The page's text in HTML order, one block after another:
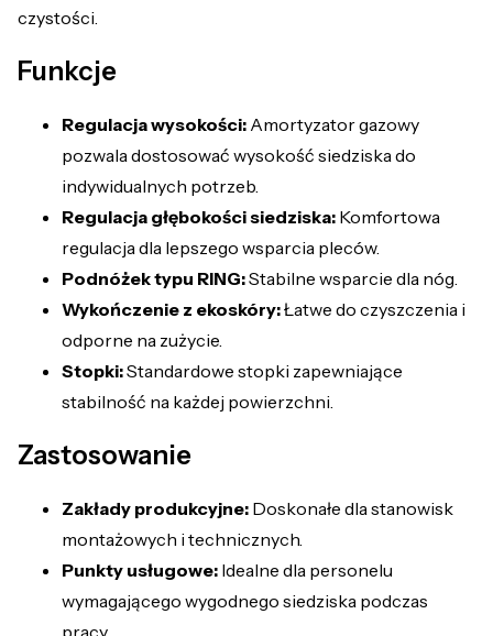
czystości.
Funkcje
Regulacja wysokości: Amortyzator gazowy
pozwala dostosować wysokość siedziska do
indywidualnych potrzeb.
Regulacja głębokości siedziska: Komfortowa
regulacja dla lepszego wsparcia pleców.
Podnóżek typu RING:Stabilne wsparcie dla nóg.
Wykończenie z ekoskóry:Łatwe do czyszczenia i
odporne na zużycie.
Stopki:Standardowe stopki zapewniające
stabilność na każdej powierzchni.
Zastosowanie
Zakłady produkcyjne: Doskonałe dla stanowisk
montażowych i technicznych.
Punkty usługowe: Idealne dla personelu
wymagającego wygodnego siedziska podczas
pracy.